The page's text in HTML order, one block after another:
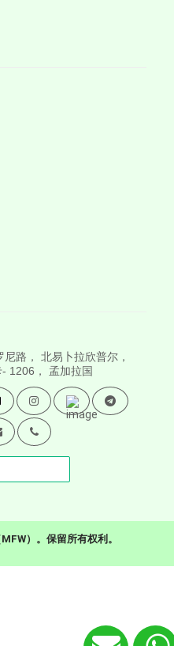
路， 北易卜拉欣普尔，
1206， 孟加拉国
）。保留所有权利。